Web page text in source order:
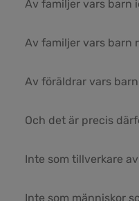
Av familjer vars barn
Av familjer vars barn
Av föräldrar vars
Och det är precis
Inte som tillverkare
Inte som människor